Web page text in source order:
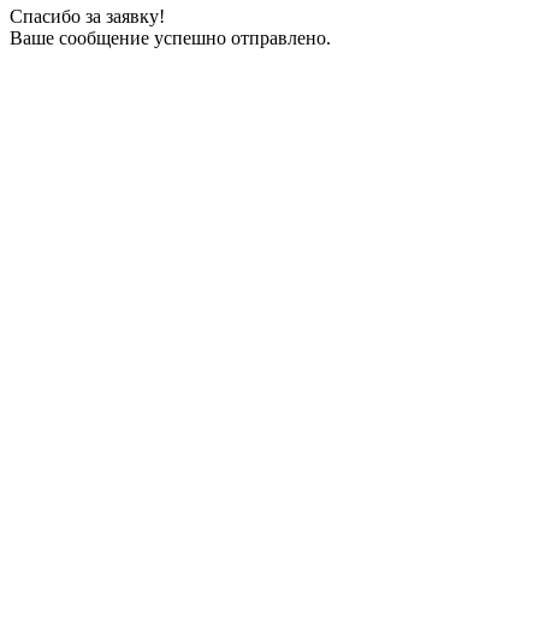
Спасибо за заявку!
Ваше сообщение успешно отправлено.